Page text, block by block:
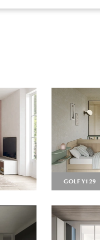
GOLF Y129